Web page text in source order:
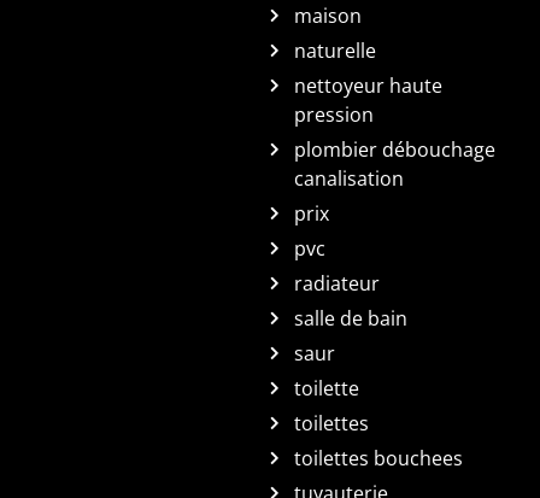
maison
naturelle
nettoyeur haute
pression
plombier débouchage
canalisation
prix
pvc
radiateur
salle de bain
saur
toilette
toilettes
toilettes bouchees
tuyauterie